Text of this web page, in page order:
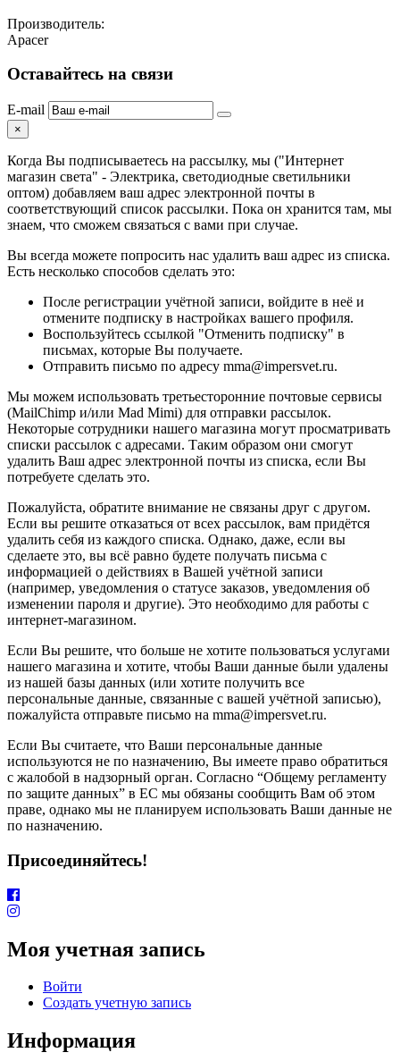
Производитель:
Apacer
Оставайтесь на связи
E-mail
×
Когда Вы подписываетесь на рассылку, мы ("Интернет
магазин света" - Электрика, светодиодные светильники
оптом) добавляем ваш адрес электронной почты в
соответствующий список рассылки. Пока он хранится там, мы
знаем, что сможем связаться с вами при случае.
Вы всегда можете попросить нас удалить ваш адрес из списка.
Есть несколько способов сделать это:
После регистрации учётной записи, войдите в неё и
отмените подписку в настройках вашего профиля.
Воспользуйтесь ссылкой "Отменить подписку" в
письмах, которые Вы получаете.
Отправить письмо по адресу mma@impersvet.ru.
Мы можем использовать третьесторонние почтовые сервисы
(MailChimp и/или Mad Mimi) для отправки рассылок.
Некоторые сотрудники нашего магазина могут просматривать
списки рассылок с адресами. Таким образом они смогут
удалить Ваш адрес электронной почты из списка, если Вы
потребуете сделать это.
Пожалуйста, обратите внимание не связаны друг с другом.
Если вы решите отказаться от всех рассылок, вам придётся
удалить себя из каждого списка. Однако, даже, если вы
сделаете это, вы всё равно будете получать письма с
информацией о действиях в Вашей учётной записи
(например, уведомления о статусе заказов, уведомления об
изменении пароля и другие). Это необходимо для работы с
интернет-магазином.
Если Вы решите, что больше не хотите пользоваться услугами
нашего магазина и хотите, чтобы Ваши данные были удалены
из нашей базы данных (или хотите получить все
персональные данные, связанные с вашей учётной записью),
пожалуйста отправьте письмо на mma@impersvet.ru.
Если Вы считаете, что Ваши персональные данные
используются не по назначению, Вы имеете право обратиться
с жалобой в надзорный орган. Согласно “Общему регламенту
по защите данных” в ЕС мы обязаны сообщить Вам об этом
праве, однако мы не планируем использовать Ваши данные не
по назначению.
Присоединяйтесь!
Моя учетная запись
Войти
Создать учетную запись
Информация